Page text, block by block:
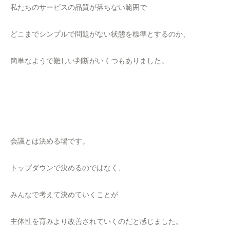
私たちのサービスの品質が落ちない範囲で
どこまでシンプルで問題がない状態を標準とするのか、
簡単なようで難しい判断がいくつもありました。
会議とは決める場です。
トップダウンで決めるのではなく、
みんなで考えて決めていくことが
主体性を育みより改善されていくのだと感じました。